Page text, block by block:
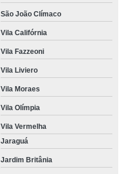
São João Clímaco
Vila Califórnia
Vila Fazzeoni
Vila Liviero
Vila Moraes
Vila Olímpia
Vila Vermelha
Jaraguá
Jardim Britânia